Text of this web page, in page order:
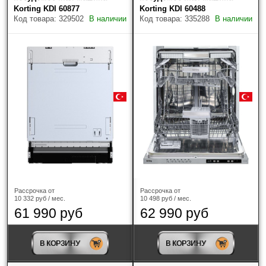
Страна-производитель
Найдено товаров: 16
Korting KDI 60877
Код товара: 329502
В наличии
Рассрочка от
10 332 руб / мес.
61 990 руб
В КОРЗИНУ
Korting KDI 60488
Код товара: 335288
В наличии
Рассрочка от
10 498 руб / мес.
62 990 руб
В КОРЗИНУ